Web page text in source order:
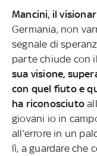
Mancini, il
Germania, non
segnale di
parte chiude con
sua visione,
con quel fiuto e
ha riconosciuto
giovani io in
all’errore in un
lì, a guardare che